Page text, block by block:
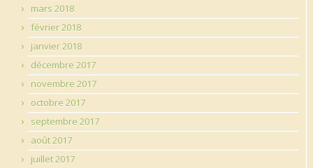
mars 2018
février 2018
janvier 2018
décembre 2017
novembre 2017
octobre 2017
septembre 2017
août 2017
juillet 2017